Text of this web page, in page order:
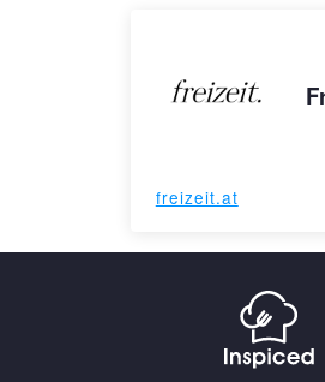
freizeit.at